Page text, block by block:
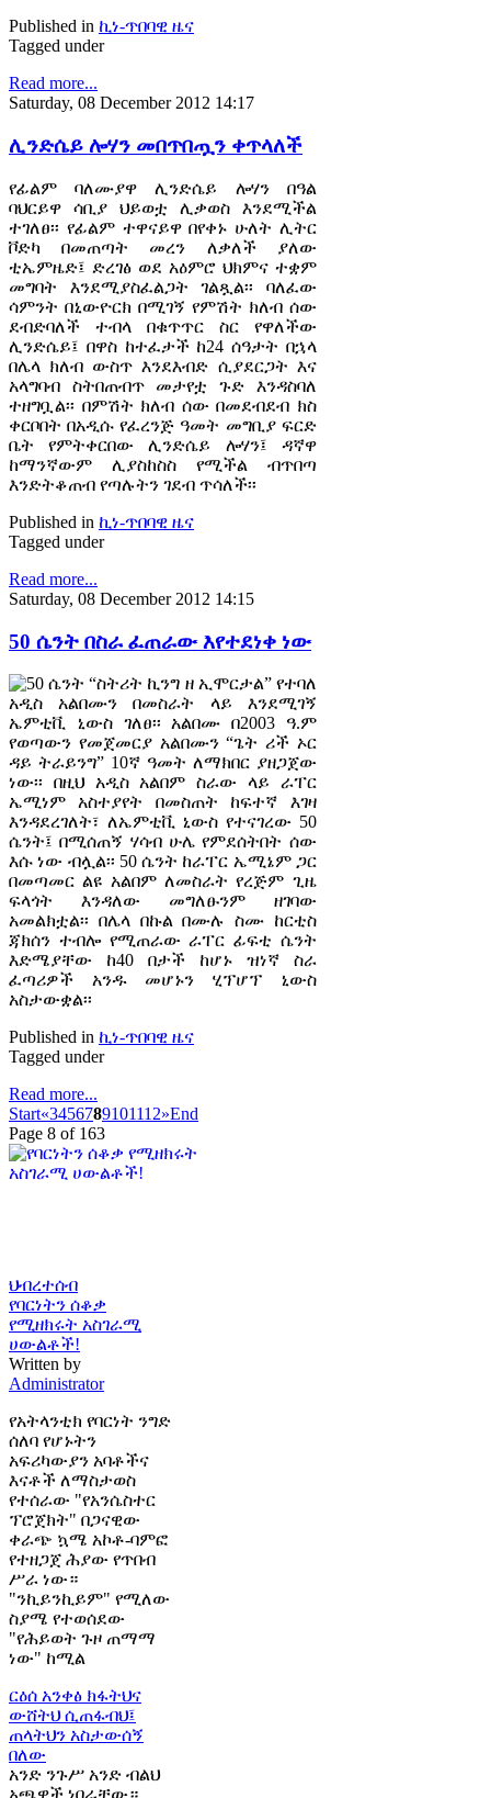
Published in ኪነ-ጥበባዊ ዜና
Tagged under
Read more...
Saturday, 08 December 2012 14:17
ሊንድሴይ ሎሃን መበጥበጧን ቀጥላለች
የፊልም ባለሙያዋ ሊንድሴይ ሎሃን በዓል
ባህርይዋ ሳቢያ ህይወቷ ሊቃወስ እንደሚችል
ተገለፀ፡፡ የፊልም ተዋናይዋ በየቀኑ ሁለት ሊትር
ቮድካ በመጠጣት መረን ለቃለች ያለው
ቲኤምዜድ፤ ድረገፅ ወደ አዕምሮ ህክምና ተቋም
መግባት እንደሚያስፈልጋት ገልጿል፡፡ ባለፈው
ሳምንት በኒውዮርክ በሚገኝ የምሽት ክለብ ሰው
ደብድባለች ተብላ በቁጥጥር ስር የዋለችው
ሊንድሴይ፤ በዋስ ከተፈታች ከ24 ሰዓታት በኋላ
በሌላ ክለብ ውስጥ እንደእብድ ሲያደርጋት እና
አላግባብ ስትበጠብጥ መታየቷ ጉድ እንዳስባለ
ተዘግቧል፡፡ በምሽት ክለብ ሰው በመደብደብ ክስ
ቀርቦበት በአዲሱ የፈረንጅ ዓመት መግቢያ ፍርድ
ቤት የምትቀርበው ሊንድሴይ ሎሃን፤ ዳኛዋ
ከማንኛውም ሊያስከስስ የሚችል ብጥበጣ
እንድትቆጠብ የጣሉትን ገደብ ጥሳለች፡፡
Published in ኪነ-ጥበባዊ ዜና
Tagged under
Read more...
Saturday, 08 December 2012 14:15
50 ሴንት በስራ ፈጠራው እየተደነቀ ነው
50 ሴንት “ስትሪት ኪንግ ዘ ኢሞርታል” የተባለ
አዲስ አልበሙን በመስራት ላይ እንደሚገኝ
ኤምቲቪ ኒውስ ገለፀ፡፡ አልበሙ በ2003 ዓ.ም
የወጣውን የመጀመርያ አልበሙን “ጌት ሪች ኦር
ዳይ ትራይንግ” 10ኛ ዓመት ለማክበር ያዘጋጀው
ነው፡፡ በዚህ አዲስ አልበም ስራው ላይ ራፐር
ኤሚነም አስተያየት በመስጠት ከፍተኛ እገዛ
እንዳደረገለት፣ ለኤምቲቪ ኒውስ የተናገረው 50
ሴንት፤ በሚሰጠኝ ሃሳብ ሁሌ የምደሰትበት ሰው
እሱ ነው ብሏል፡፡ 50 ሴንት ከራፐር ኤሚኔም ጋር
በመጣመር ልዩ አልበም ለመስራት የረጅም ጊዜ
ፍላጎት እንዳለው መግለፁንም ዘገባው
አመልክቷል፡፡ በሌላ በኩል በሙሉ ስሙ ከርቲስ
ጃክሰን ተብሎ የሚጠራው ራፐር ፊፍቲ ሴንት
እድሜያቸው ከ40 በታች ከሆኑ ዝነኛ ስራ
ፈጣሪዎች አንዱ መሆኑን ሂፕሆፕ ኒውስ
አስታውቋል፡፡
Published in ኪነ-ጥበባዊ ዜና
Tagged under
Read more...
Start«3456789101112»End
Page 8 of 163
ህብረተሰብ
የባርነትን ሰቆቃ
የሚዘክሩት አስገራሚ
ሀውልቶች!
Written by
Administrator
የአትላንቲክ የባርነት ንግድ
ሰለባ የሆኑትን
አፍሪካውያን አባቶችና
እናቶች ለማስታወስ
የተሰራው "የአንሴስተር
ፕሮጀክት" በጋናዊው
ቀራጭ ኳሜ አኮቶ-ባምፎ
የተዘጋጀ ሕያው የጥበብ
ሥራ ነው።
"ንኪይንኪይም" የሚለው
ስያሜ የተወሰደው
"የሕይወት ጉዞ ጠማማ
ነው" ከሚል
ርዕሰ አንቀፅ ክፋትህና
ውሸትህ ሲጠፋብህ፤
ጠላትህን አስታውሰኝ
በለው
አንድ ንጉሥ አንድ ብልህ